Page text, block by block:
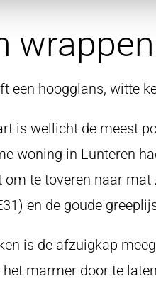
een hoogglans, witte
is wellicht de meest
woning in Lunteren
om te toveren naar
en de goude
is de afzuigkap
marmer door te